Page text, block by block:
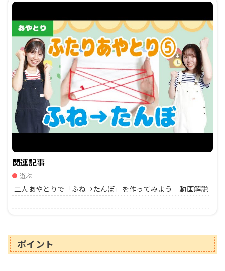
関連記事
遊ぶ
二人あやとりで「ふね→たんぼ」を作ってみよう｜動画解説
ポイント